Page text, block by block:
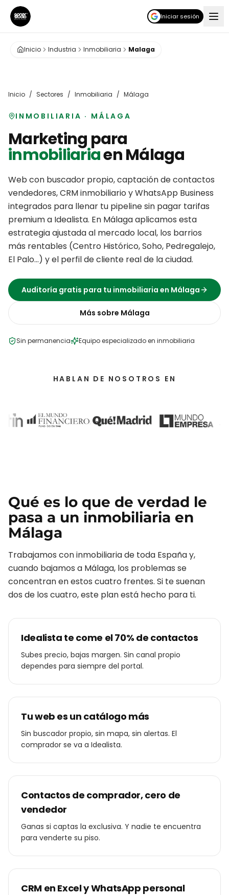
Iniciar sesión
Inicio Industria Inmobiliaria Malaga
Inicio / Sectores / Inmobiliaria / Málaga
INMOBILIARIA · MÁLAGA
Marketing para
inmobiliariaenMálaga
Web con buscador propio, captación de contactos
vendedores, CRM inmobiliario y WhatsApp Business
integrados para llenar tu pipeline sin pagar tarifas
premium a Idealista. En Málagaaplicamos esta
estrategia ajustada al mercado local, los barrios
más rentables (Centro Histórico, Soho, Pedregalejo,
El Palo…) y el perfil de cliente real de la ciudad.
Auditoría gratis para tu inmobiliaria en Málaga
Más sobre Málaga
Sin permanencia Equipo especializado en inmobiliaria
HABLAN DE NOSOTROS EN
Qué es lo que de verdad le
pasa a un inmobiliaria en
Málaga
Trabajamos coninmobiliariade toda España y,
cuando bajamos a Málaga, los problemas se
concentran en estos cuatro frentes. Si te suenan
dos de los cuatro, este plan está hecho para ti.
Idealista te come el 70% de contactos
Subes precio, bajas margen. Sin canal propio
dependes para siempre del portal.
Tu web es un catálogo más
Sin buscador propio, sin mapa, sin alertas. El
comprador se va a Idealista.
Contactos de comprador, cero de
vendedor
Ganas si captas la exclusiva. Y nadie te encuentra
para venderte su piso.
CRM en Excel y WhatsApp personal